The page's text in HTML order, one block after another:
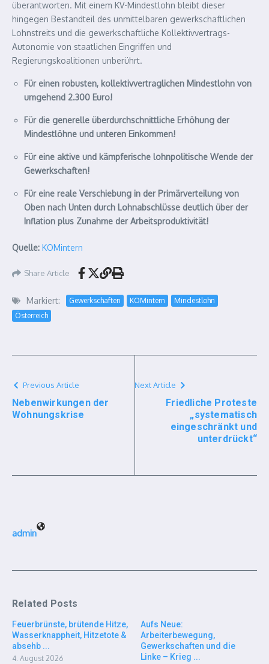
überantworten. Mit einem KV-Mindestlohn bleibt dieser
hingegen Bestandteil des unmittelbaren gewerkschaftlichen
Lohnstreits und die gewerkschaftliche Kollektivvertrags-
Autonomie von staatlichen Eingriffen und
Regierungskoalitionen unberührt.
Für einen robusten, kollektivvertraglichen Mindestlohn von
umgehend 2.300 Euro!
Für die generelle überdurchschnittliche Erhöhung der
Mindestlöhne und unteren Einkommen!
Für eine aktive und kämpferische lohnpolitische Wende der
Gewerkschaften!
Für eine reale Verschiebung in der Primärverteilung von
Oben nach Unten durch Lohnabschlüsse deutlich über der
Inflation plus Zunahme der Arbeitsproduktivität!
Quelle: KOMintern
Share Article
Markiert: Gewerkschaften KOMintern
Mindestlohn
Österreich
Previous Article
Nebenwirkungen der
Wohnungskrise
Next Article
Friedliche Proteste
„systematisch
eingeschränkt und
unterdrückt“
admin
Related Posts
Feuerbrünste, brütende Hitze,
Wasserknappheit, Hitzetote &
absehb ...
4. August 2026
Aufs Neue:
Arbeiterbewegung,
Gewerkschaften und die
Linke – Krieg ...